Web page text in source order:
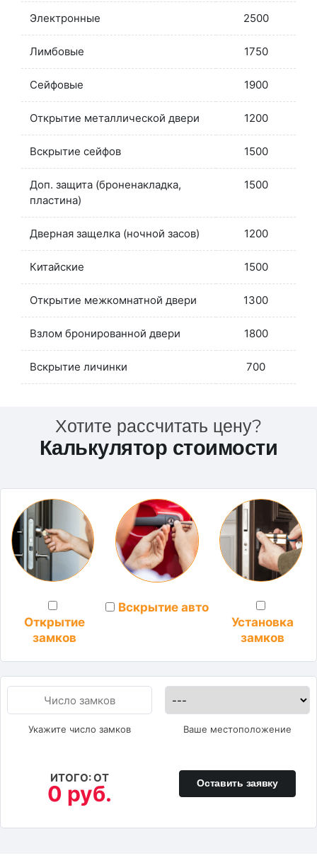
Электронные 2500
Лимбовые 1750
Сейфовые 1900
Открытие металлической двери 1200
Вскрытие сейфов 1500
Доп. защита (броненакладка,
пластина)
1500
Дверная защелка (ночной засов) 1200
Китайские 1500
Открытие межкомнатной двери 1300
Взлом бронированной двери 1800
Вскрытие личинки 700
Хотите рассчитать цену?
Калькулятор стоимости
Открытие
замков
Вскрытие авто
Установка
замков
Укажите число замков Ваше местоположение
ИТОГО: ОТ
0 руб. Оставить заявку